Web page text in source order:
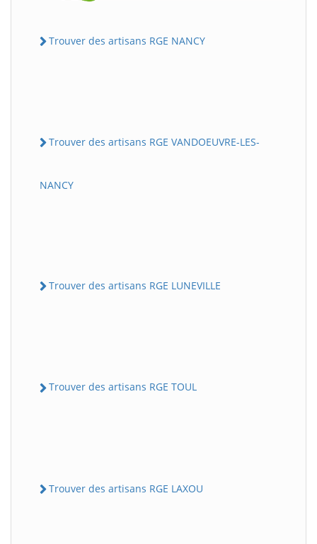
Trouver des artisans RGE NANCY
Trouver des artisans RGE VANDOEUVRE-LES-
NANCY
Trouver des artisans RGE LUNEVILLE
Trouver des artisans RGE TOUL
Trouver des artisans RGE LAXOU